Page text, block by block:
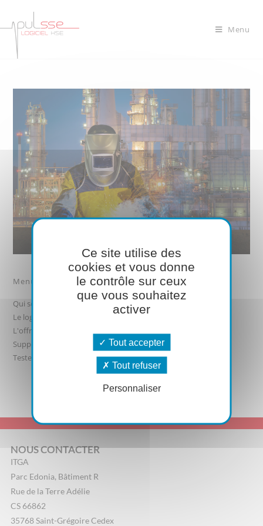
Menu
Menu
Qui sommes-nous ?
Le logiciel
L'offre
Support logiciel
Testez-le
NOUS CONTACTER
ITGA
Parc Edonia, Bâtiment R
Rue de la Terre Adélie
CS 66862
35768 Saint-Grégoire Cedex
Ce site utilise des
cookies et vous donne
le contrôle sur ceux
que vous souhaitez
activer
Tout accepter
Tout refuser
Personnaliser